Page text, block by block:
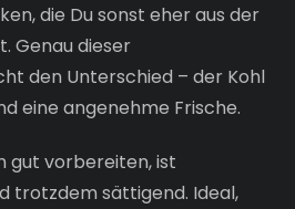
die Du sonst eher aus der
Genau dieser
den Unterschied – der Kohl
eine angenehme Frische.
gut vorbereiten, ist
trotzdem sättigend. Ideal,